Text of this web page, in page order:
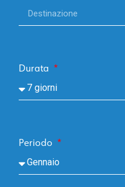
Durata
Periodo